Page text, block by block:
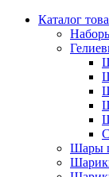
Каталог
Шары